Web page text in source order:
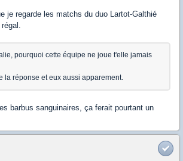
je regarde les matchs du duo Lartot-Galthié
pourquoi cette équipe ne joue t'elle jamais
la réponse et eux aussi apparement.
barbus sanguinaires, ça ferait pourtant un